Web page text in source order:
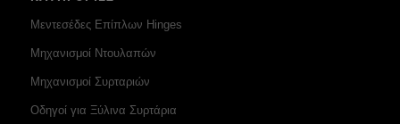
Μεντεσέδες Επίπλων Hinges
Μηχανισμοί Ντουλαπών
Μηχανισμοί Συρταριών
Οδηγοί για Ξύλινα Συρτάρια